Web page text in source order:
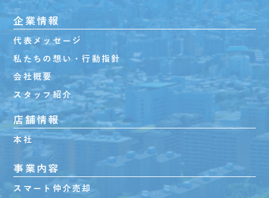
企業情報
代表メッセージ
私たちの想い・行動指針
会社概要
スタッフ紹介
店舗情報
本社
事業内容
スマート仲介売却